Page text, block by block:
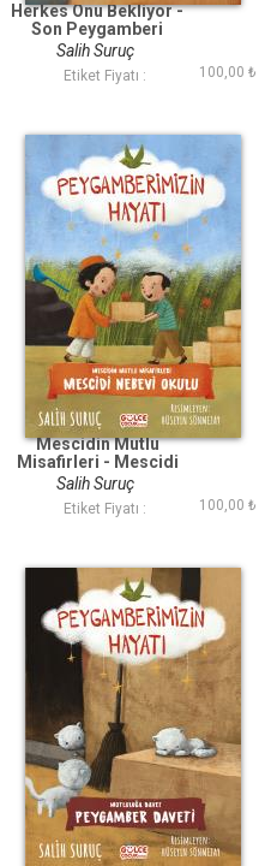
Herkes Onu Bekliyor -
Son Peygamberi
Beklerken -
Peygamberimizin
Hayatı
Salih Suruç
Etiket Fiyatı : 100,00 ₺
Mescidin Mutlu
Misafirleri - Mescidi
Nebevi Okulu -
Peygamberimizin
Hayatı
Salih Suruç
Etiket Fiyatı : 100,00 ₺